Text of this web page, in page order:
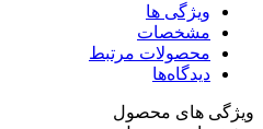
ویژگی ها
مشخصات
محصولات مرتبط
دیدگاه‌ها
ویژگی های محصول